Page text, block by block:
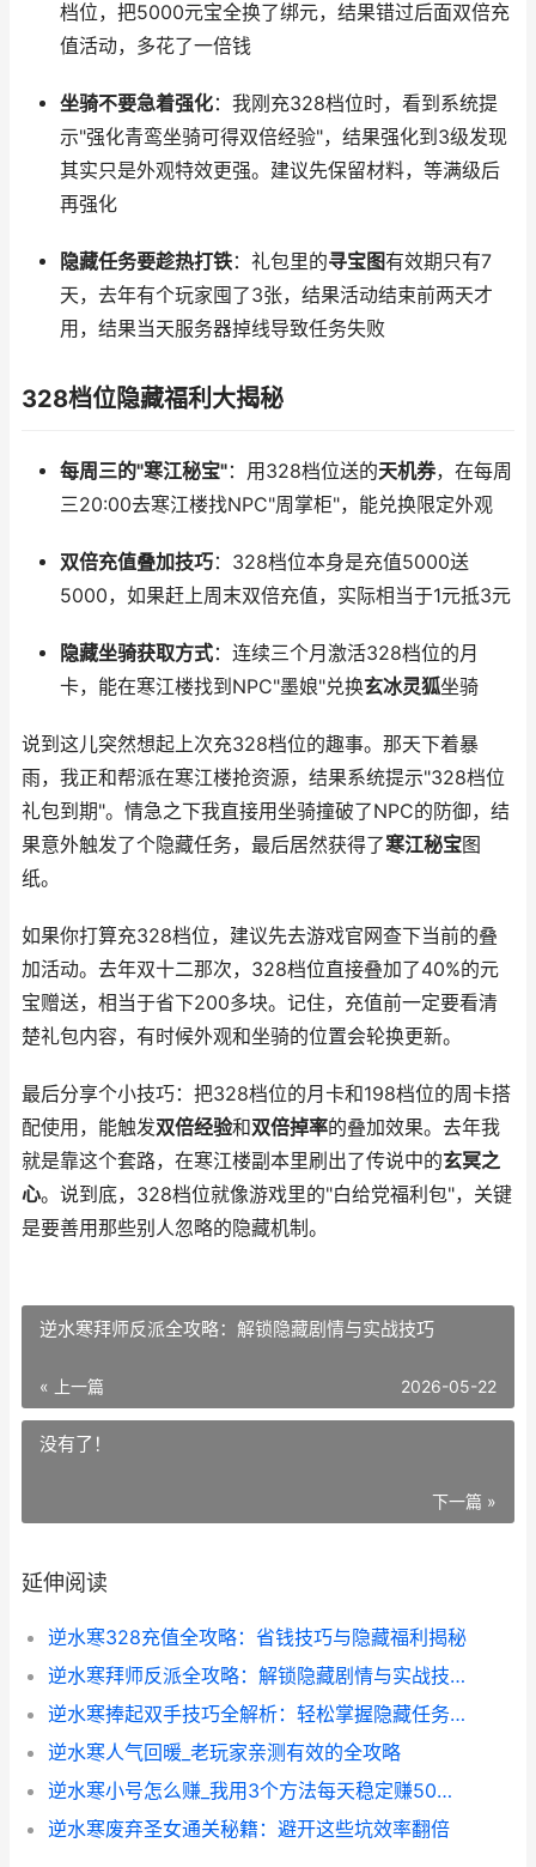
档位，把5000元宝全换了绑元，结果错过后面双倍充
值活动，多花了一倍钱
坐骑不要急着强化：我刚充328档位时，看到系统提
示"强化青鸾坐骑可得双倍经验"，结果强化到3级发现
其实只是外观特效更强。建议先保留材料，等满级后
再强化
隐藏任务要趁热打铁：礼包里的寻宝图有效期只有7
天，去年有个玩家囤了3张，结果活动结束前两天才
用，结果当天服务器掉线导致任务失败
328档位隐藏福利大揭秘
每周三的"寒江秘宝"：用328档位送的天机券，在每周
三20:00去寒江楼找NPC"周掌柜"，能兑换限定外观
双倍充值叠加技巧：328档位本身是充值5000送
5000，如果赶上周末双倍充值，实际相当于1元抵3元
隐藏坐骑获取方式：连续三个月激活328档位的月
卡，能在寒江楼找到NPC"墨娘"兑换玄冰灵狐坐骑
说到这儿突然想起上次充328档位的趣事。那天下着暴
雨，我正和帮派在寒江楼抢资源，结果系统提示"328档位
礼包到期"。情急之下我直接用坐骑撞破了NPC的防御，结
果意外触发了个隐藏任务，最后居然获得了寒江秘宝图
纸。
如果你打算充328档位，建议先去游戏官网查下当前的叠
加活动。去年双十二那次，328档位直接叠加了40%的元
宝赠送，相当于省下200多块。记住，充值前一定要看清
楚礼包内容，有时候外观和坐骑的位置会轮换更新。
最后分享个小技巧：把328档位的月卡和198档位的周卡搭
配使用，能触发双倍经验和双倍掉率的叠加效果。去年我
就是靠这个套路，在寒江楼副本里刷出了传说中的玄冥之
心。说到底，328档位就像游戏里的"白给党福利包"，关键
是要善用那些别人忽略的隐藏机制。
逆水寒拜师反派全攻略：解锁隐藏剧情与实战技巧
« 上一篇 2026-05-22
没有了！
下一篇 »
延伸阅读
逆水寒328充值全攻略：省钱技巧与隐藏福利揭秘
逆水寒拜师反派全攻略：解锁隐藏剧情与实战技巧
逆水寒捧起双手技巧全解析：轻松掌握隐藏任务与实战应用
逆水寒人气回暖_老玩家亲测有效的全攻略
逆水寒小号怎么赚_我用3个方法每天稳定赚50万铜钱
逆水寒废弃圣女通关秘籍：避开这些坑效率翻倍